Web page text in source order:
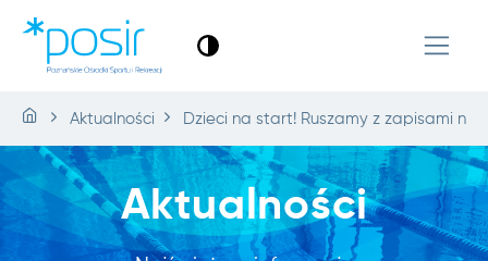
Aktualności Dzieci na start! Ruszamy z zapisami na
Aktualności